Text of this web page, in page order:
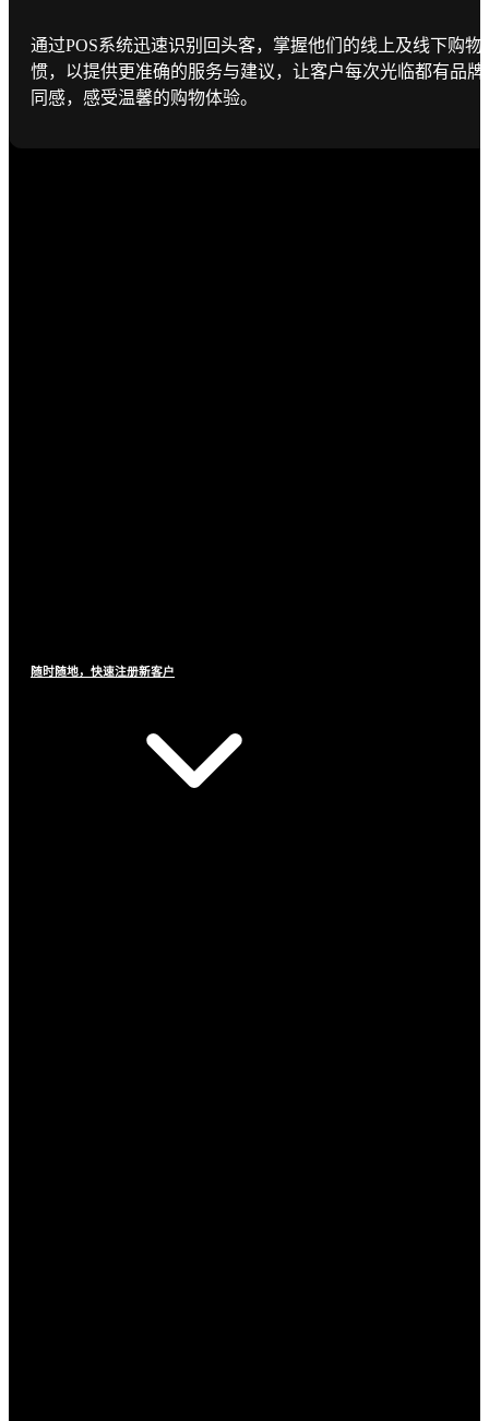
通过POS系统迅速识别回头客，掌握他们的线上及线下购物
惯，以提供更准确的服务与建议，让客户每次光临都有品牌
同感，感受温馨的购物体验。
随时随地，快速注册新客户